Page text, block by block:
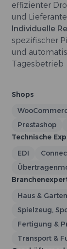
effizienter
und
Individuelle
spezifischer
und
Tagesbetrieb
Shops
Prestashop
Technische
EDI
Haus & Garten
Spielzeug,
Fertigung &
Transport &